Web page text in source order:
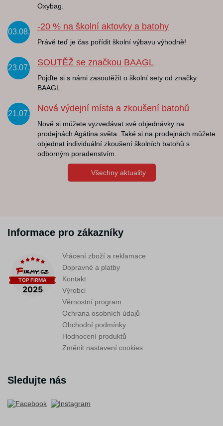
Oxybag.
03.08.
-20 % na školní aktovky a batohy
Právě teď je čas pořídit školní výbavu výhodně!
23.07.
SOUTĚŽ se značkou BAAGL
Pojďte si s námi zasoutěžit o školní sety od značky
BAAGL.
21.07.
Nová výdejní místa a zkoušení batohů
Nově si můžete vyzvedávat své objednávky na
prodejnách Agátina světa. Také si na prodejnách můžete
objednat individuální zkoušení školních batohů s
odborným poradenstvím.
Všechny aktuality
Informace pro zákazníky
Vrácení zboží a reklamace
Dopravné a platby
Kontakt
Výrobci
Věrnostní program
Ochrana osobních údajů
Obchodní podmínky
Hodnocení produktů
Změnit nastavení cookies
Sledujte nás